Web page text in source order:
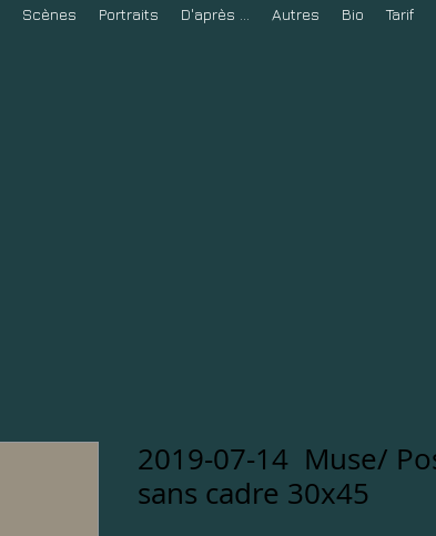
Scènes Portraits D'après ... Autres Bio Tarif
2019-07-14 Muse/
sans cadre 30x45